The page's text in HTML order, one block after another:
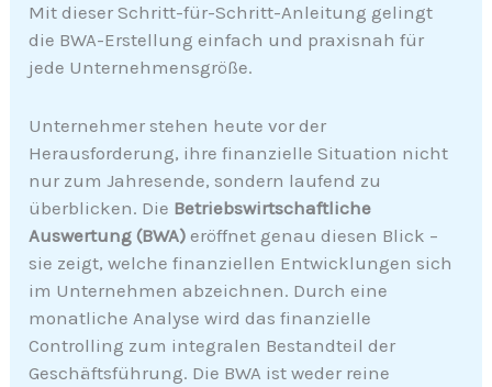
Mit dieser Schritt-für-Schritt-Anleitung gelingt
die BWA-Erstellung einfach und praxisnah für
jede Unternehmensgröße.
Unternehmer stehen heute vor der
Herausforderung, ihre finanzielle Situation nicht
nur zum Jahresende, sondern laufend zu
überblicken. Die Betriebswirtschaftliche
Auswertung (BWA) eröffnet genau diesen Blick –
sie zeigt, welche finanziellen Entwicklungen sich
im Unternehmen abzeichnen. Durch eine
monatliche Analyse wird das finanzielle
Controlling zum integralen Bestandteil der
Geschäftsführung. Die BWA ist weder reine